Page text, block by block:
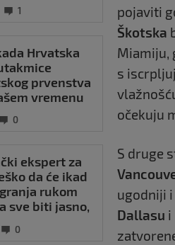
1
Hrvatska
prvenstva
vremenu
0
ekspert za
da će ikad
rukom
sve biti jasno,
ljude najviše
0
pojaviti
Škotska
Miamiju,
s
očekuju
S druge
ugodniji
Dallasu i